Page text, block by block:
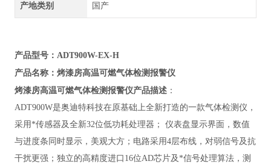
产地类别 国产
产品型号：ADT900W-EX-H
产品名称： 烤漆房高温可燃气体检测报警仪
烤漆房高温可燃气体检测报警仪产品描述：
ADT900W是奥迪特科技在原基础上全新打造的一款气体检测仪，
采用*传感器及全新32位低功耗处理器； 仪表盘显示界面，数值
与进度条同时显示，美观大方；电路采用4层布线，对弱信号及抗
干扰更强；独立的高精度进口16位AD芯片及*信号处理算法，测